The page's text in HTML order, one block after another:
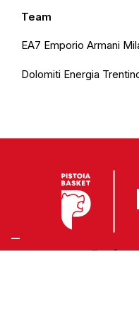
Team
EA7 Emporio Armani
Dolomiti Energia